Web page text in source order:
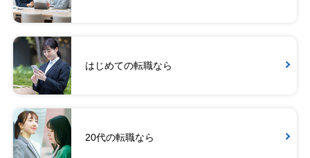
はじめての転職なら
20代の転職なら